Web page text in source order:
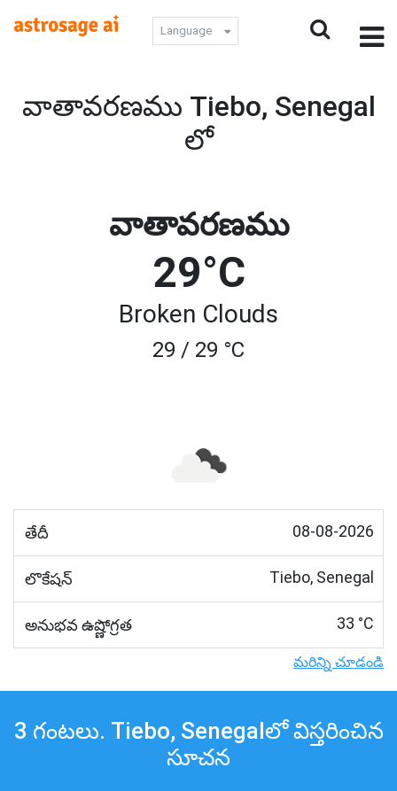
Language
వాతావరణము Tiebo, Senegal
లో
వాతావరణము
29°C
Broken Clouds
29 / 29 °C
తేదీ 08-08-2026
లొకేషన్ Tiebo, Senegal
అనుభవ ఉష్ణోగ్రత 33 °C
మరిన్ని చూడండి
3 గంటలు. Tiebo, Senegalలో విస్తరించిన
సూచన